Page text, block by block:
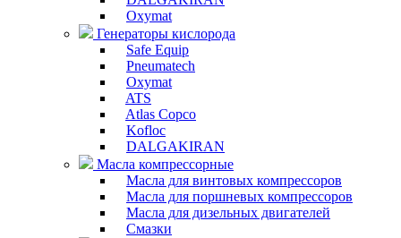
Oxymat
Генераторы кислорода
Safe Equip
Pneumatech
Oxymat
ATS
Atlas Copco
Kofloc
DALGAKIRAN
Масла компрессорные
Масла для винтовых компрессоров
Масла для поршневых компрессоров
Масла для дизельных двигателей
Смазки